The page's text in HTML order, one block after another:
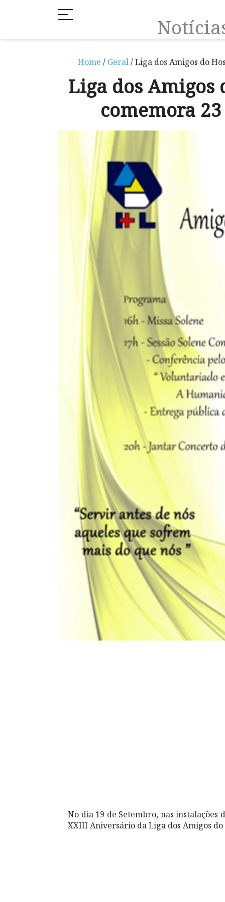
Home / Geral/ Liga dos Amigos do
Liga dos Amigos
comemora
No dia 19 de Setembro, nas instalações
XXIII Aniversário da Liga dos Amigos